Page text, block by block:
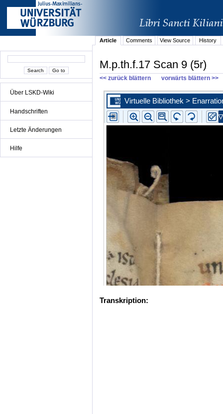
Über LSKD-Wiki
Handschriften
Letzte Änderungen
Hilfe
Article Comments View Source History
M.p.th.f.17 Scan 9 (5r)
<< zurück blättern vorwärts blättern >>
Transkription: